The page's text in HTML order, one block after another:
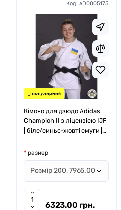
Код: AD0005175
популярний
Кімоно для дзюдо Adidas
Champion II з ліцензією IJF
| біле/синьо-жовті смуги |
размер
6323.00 грн.